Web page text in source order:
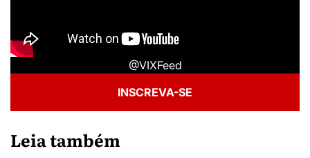
@VIXFeed
INSCREVA-SE
Leia também